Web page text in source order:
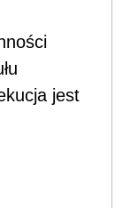
jest